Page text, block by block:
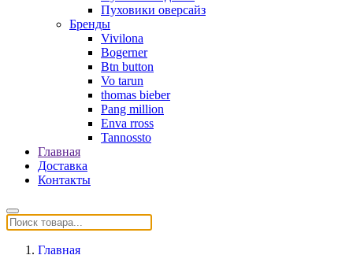
Пуховики оверсайз
Бренды
Vivilona
Bogerner
Btn button
Vo tarun
thomas bieber
Pang million
Enva rross
Tannossto
Главная
Доставка
Контакты
Главная